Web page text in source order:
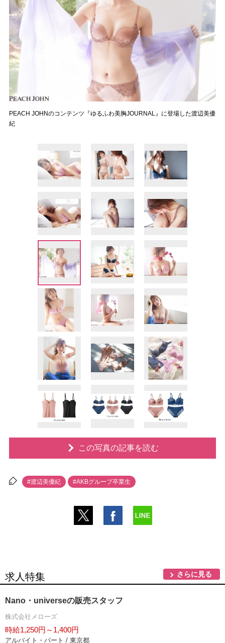
PEACH JOHNのコンテンツ『ゆるふわ美胸JOURNAL』に登場した渡辺美優
紀
この写真の記事を読む
#渡辺美優紀 #AKBグループ卒業生
求人特集 さらに見る
Nano・universeの販売スタッフ
株式会社メローズ
時給1,250円～1,400円
アルバイト・パート / 東京都